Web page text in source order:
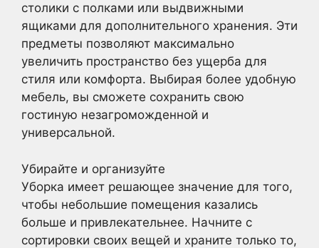
столики с полками или выдвижными
ящиками для дополнительного хранения. Эти
предметы позволяют максимально
увеличить пространство без ущерба для
стиля или комфорта. Выбирая более удобную
мебель, вы сможете сохранить свою
гостиную незагроможденной и
универсальной.
Убирайте и организуйте
Уборка имеет решающее значение для того,
чтобы небольшие помещения казались
больше и привлекательнее. Начните с
сортировки своих вещей и храните только то,